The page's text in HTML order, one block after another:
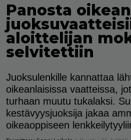
Panosta
aloittelijan
selvitettiin
Juoksulenkille kannattaa
oikeanlaisissa vaatteissa,
turhaan muutu tukalaksi.
kestävyysjuoksija jakaa
oikeaoppiseen